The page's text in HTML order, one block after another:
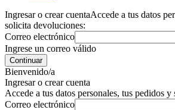
Ingresar o crear cuentaAccede a tus datos
solicita devoluciones:
Correo electrónico
Ingrese un correo válido
Continuar
Bienvenido/a
Ingresar o crear cuenta
Accede a tus datos personales, tus pedidos
Correo electrónico